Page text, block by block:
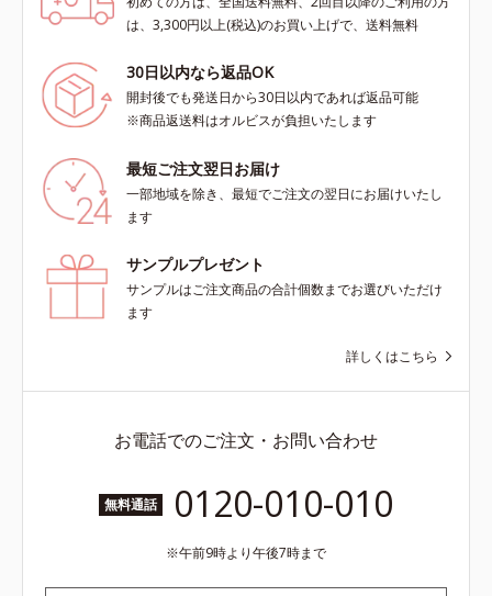
は、3,300円以上(税込)のお買い上げで、送料無料
30日以内なら返品OK
開封後でも発送日から30日以内であれば返品可能
※商品返送料はオルビスが負担いたします
最短ご注文翌日お届け
一部地域を除き、最短でご注文の翌日にお届けいたし
ます
サンプルプレゼント
サンプルはご注文商品の合計個数までお選びいただけ
ます
詳しくはこちら
お電話でのご注文・お問い合わせ
無料通話 0120-010-010
午前9時より午後7時まで